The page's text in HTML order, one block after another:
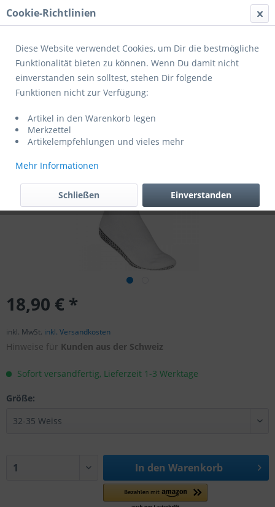
Menü
Übersicht Fußballzubehör
18,90 € *
inkl. MwSt. inkl. Versandkosten
Hinweise für Kunden aus der Schweiz
Sofort versandfertig, Lieferzeit 1-3 Werktage
Größe:
In den Warenkorb
Cookie-Richtlinien
Diese Website verwendet Cookies, um Dir die bestmögliche
Funktionalität bieten zu können. Wenn Du damit nicht
einverstanden sein solltest, stehen Dir folgende
Funktionen nicht zur Verfügung:
Artikel in den Warenkorb legen
Merkzettel
Artikelempfehlungen und vieles mehr
Mehr Informationen
Einverstanden
Schließen